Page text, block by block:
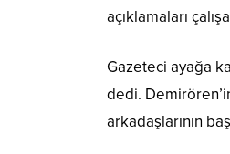
açıklamaları
Gazeteci ayağa
dedi.
arkadaşlarının